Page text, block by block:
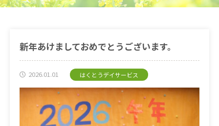
新年あけましておめでとうございます。
2026.01.01 はくとうデイサービス